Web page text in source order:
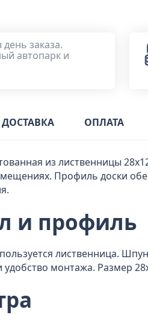
день заказа.
автопарк и
ДОСТАВКА ОПЛАТА
из лиственницы
Профиль доски
и профиль
лиственница.
удобство монтажа. Размер